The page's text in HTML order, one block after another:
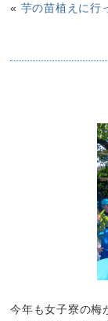
« 芋の苗植えに行
今年も女子寮の梅